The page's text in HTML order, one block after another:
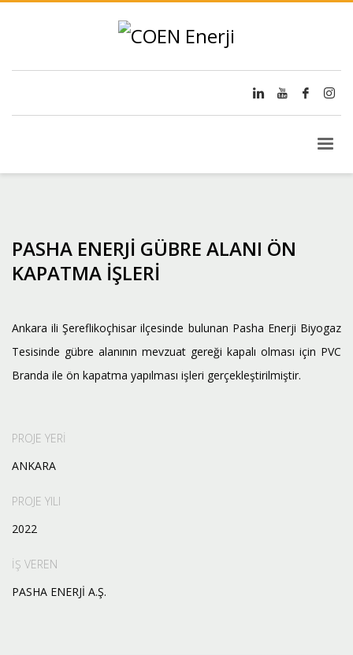
PASHA ENERJİ GÜBRE ALANI ÖN
KAPATMA İŞLERİ
Ankara ili Şereflikoçhisar ilçesinde bulunan Pasha Enerji Biyogaz
Tesisinde gübre alanının mevzuat gereği kapalı olması için PVC
Branda ile ön kapatma yapılması işleri gerçekleştirilmiştir.
PROJE YERİ
ANKARA
PROJE YILI
2022
İŞ VEREN
PASHA ENERJİ A.Ş.